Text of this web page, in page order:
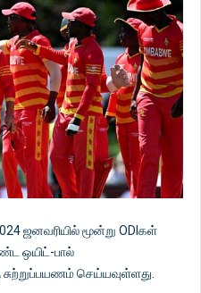
ஜனவரியில் மூன்று ODIகள்
ஒயிட்-பால்
செய்யவுள்ளது.